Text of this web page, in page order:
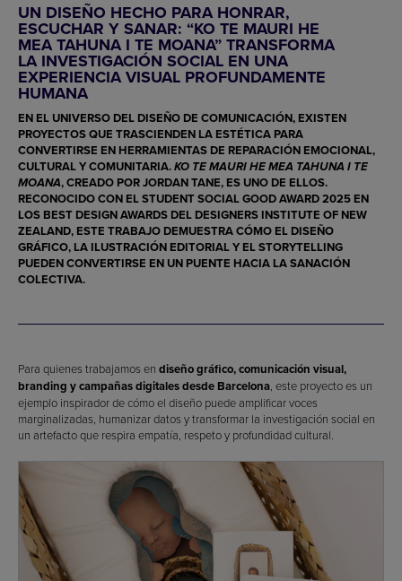
UN DISEÑO HECHO PARA HONRAR,
ESCUCHAR Y SANAR: “KO TE MAURI HE
MEA TAHUNA I TE MOANA” TRANSFORMA
LA INVESTIGACIÓN SOCIAL EN UNA
EXPERIENCIA VISUAL PROFUNDAMENTE
HUMANA
EN EL UNIVERSO DEL DISEÑO DE COMUNICACIÓN, EXISTEN
PROYECTOS QUE TRASCIENDEN LA ESTÉTICA PARA
CONVERTIRSE EN HERRAMIENTAS DE REPARACIÓN EMOCIONAL,
CULTURAL Y COMUNITARIA.KO TE MAURI HE MEA TAHUNA I TE
MOANA, CREADO PORJORDAN TANE, ES UNO DE ELLOS.
RECONOCIDO CON ELSTUDENT SOCIAL GOOD AWARD 2025 EN
LOS BEST DESIGN AWARDS DEL DESIGNERS INSTITUTE OF NEW
ZEALAND, ESTE TRABAJO DEMUESTRA CÓMO EL DISEÑO
GRÁFICO, LA ILUSTRACIÓN EDITORIAL Y EL STORYTELLING
PUEDEN CONVERTIRSE EN UN PUENTE HACIA LA SANACIÓN
COLECTIVA.
Para quienes trabajamos en diseño gráfico, comunicación visual,
branding y campañas digitales desde Barcelona, este proyecto es un
ejemplo inspirador de cómo el diseño puede amplificar voces
marginalizadas, humanizar datos y transformar la investigación social en
un artefacto que respira empatía, respeto y profundidad cultural.